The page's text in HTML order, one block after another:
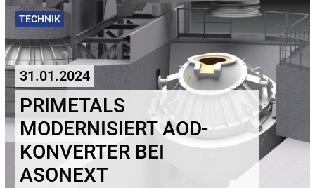
TECHNIK
31.01.2024
PRIMETALS
MODERNISIERT AOD-
KONVERTER BEI
ASONEXT